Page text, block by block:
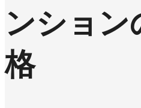
ンション
格